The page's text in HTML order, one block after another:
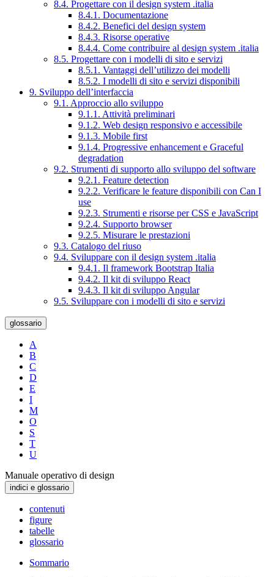
8.4. Progettare con il design system .italia
8.4.1. Documentazione
8.4.2. Benefici del design system
8.4.3. Risorse operative
8.4.4. Come contribuire al design system .italia
8.5. Progettare con i modelli di sito e servizi
8.5.1. Vantaggi dell’utilizzo dei modelli
8.5.2. I modelli di sito e servizi disponibili
9. Sviluppo dell’interfaccia
9.1. Approccio allo sviluppo
9.1.1. Attività preliminari
9.1.2. Web design responsivo e accessibile
9.1.3. Mobile first
9.1.4. Progressive enhancement e Graceful
degradation
9.2. Strumenti di supporto allo sviluppo del software
9.2.1. Feature detection
9.2.2. Verificare le feature disponibili con Can I
use
9.2.3. Strumenti e risorse per CSS e JavaScript
9.2.4. Supporto browser
9.2.5. Misurare le prestazioni
9.3. Catalogo del riuso
9.4. Sviluppare con il design system .italia
9.4.1. Il framework Bootstrap Italia
9.4.2. Il kit di sviluppo React
9.4.3. Il kit di sviluppo Angular
9.5. Sviluppare con i modelli di sito e servizi
glossario
A
B
C
D
E
I
M
O
S
T
U
Manuale operativo di design
indici e glossario
contenuti
figure
tabelle
glossario
Sommario